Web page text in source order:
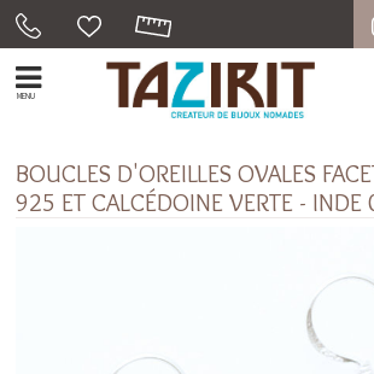
MENU
BOUCLES D'OREILLES OVALES
925 ET CALCÉDOINE VERTE - INDE